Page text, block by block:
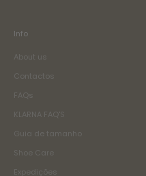
Info
About us
Contactos
FAQs
KLARNA FAQ'S
Guia de tamanho
Shoe Care
Expedições